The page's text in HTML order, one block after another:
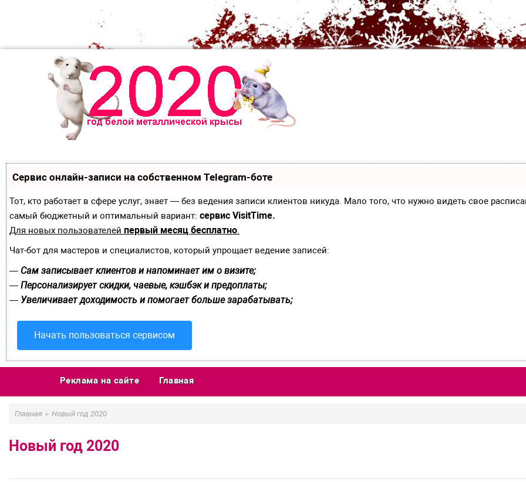
Сервис онлайн-записи на собственном Telegram-боте
Тот, кто работает в сфере услуг, знает — без ведения записи клиентов никуда. Мало того, что нужно видеть свое
самый бюджетный и оптимальный вариант: сервис VisitTime.
Для новых пользователей первый месяц бесплатно.
Чат-бот для мастеров и специалистов, который упрощает ведение записей:
— Сам записывает клиентов и напоминает им о визите;
— Персонализирует скидки, чаевые, кэшбэк и предоплаты;
— Увеличивает доходимость и помогает больше зарабатывать;
Начать пользоваться сервисом
Реклама на сайте Главная
Главная » Новый год 2020
Новый год 2020